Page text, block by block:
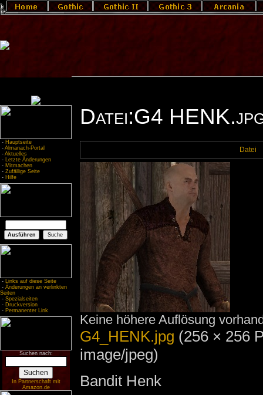
- Hauptseite
- Almanach-Portal
- Aktuelles
- Letzte Änderungen
- Mitmachen
- Zufällige Seite
- Hilfe
- Links auf diese Seite
- Änderungen an verlinkten
Seiten
- Spezialseiten
- Druckversion
- Permanenter Link
Suchen nach:
In Partnerschaft mit
Amazon.de
Datei:G4
Datei
Keine höhere Auflösung
G4_HENK.jpg (256 × 256
image/jpeg)
Bandit Henk